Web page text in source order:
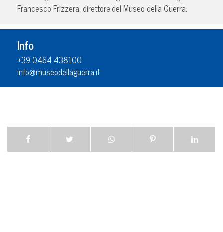
Francesco Frizzera, direttore del Museo della Guerra.
Info
+39 0464 438100
info@museodellaguerra.it